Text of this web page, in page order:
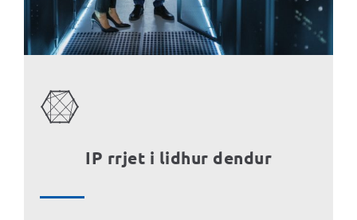
MOJ НЕОТЕЛ
Bill payment
За Неотел
IP rrjet i lidhur dendur